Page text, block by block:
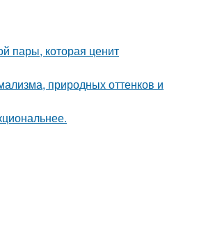
пары, которая ценит
природных оттенков и